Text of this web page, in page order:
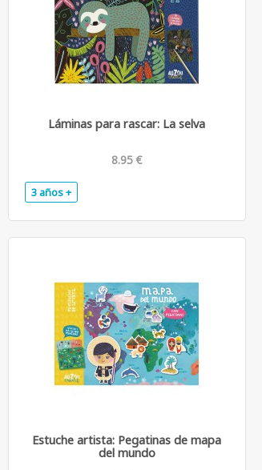
Láminas para rascar: La selva
8.95 €
3 años +
Estuche artista: Pegatinas de mapa
del mundo